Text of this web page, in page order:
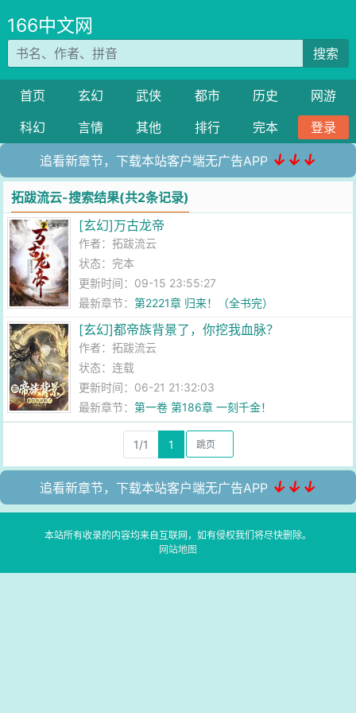
166中文网
搜索
首页 玄幻 武侠 都市 历史
网游
科幻
言情 其他 排行 完本 登录
追看新章节，下载本站客户端无广告APP ↓↓↓
拓跋流云-搜索结果(共2条记录)
[玄幻]万古龙帝
作者：拓跋流云
状态：完本
更新时间：09-15 23:55:27
最新章节：第2221章 归来！（全书完）
[玄幻]都帝族背景了，你挖我血脉？
作者：拓跋流云
状态：连载
更新时间：06-21 21:32:03
最新章节：第一卷 第186章 一刻千金！
1/1 1
追看新章节，下载本站客户端无广告APP ↓↓↓
本站所有收录的内容均来自互联网，如有侵权我们将尽快删除。
网站地图